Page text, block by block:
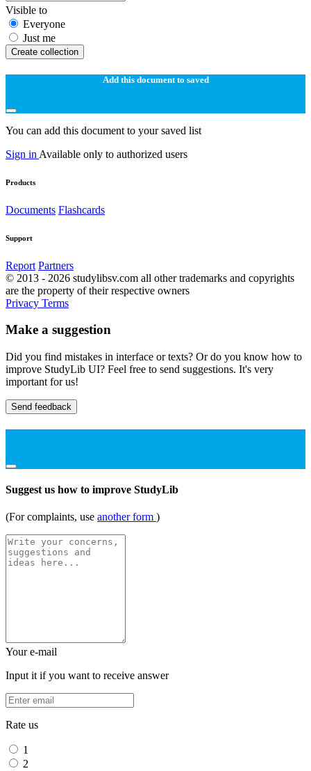
Visible to
Everyone
Just me
Create collection
Add this document to saved
You can add this document to your saved list
Sign in Available only to authorized users
Products
Documents Flashcards
Support
Report Partners
© 2013 - 2026 studylibsv.com all other trademarks and copyrights
are the property of their respective owners
Privacy Terms
Make a suggestion
Did you find mistakes in interface or texts? Or do you know how to
improve StudyLib UI? Feel free to send suggestions. It's very
important for us!
Send feedback
Suggest us how to improve StudyLib
(For complaints, use another form )
Your e-mail
Input it if you want to receive answer
Rate us
1
2